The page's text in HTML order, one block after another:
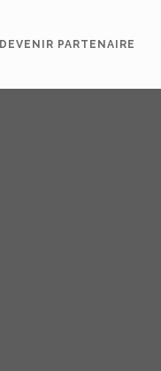
DEVENIR PARTENAIRE